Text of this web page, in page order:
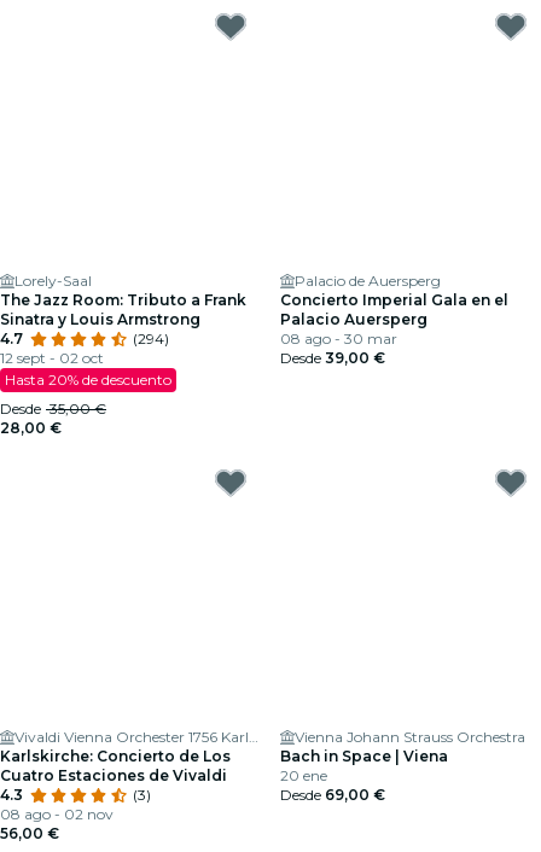
Lorely-Saal
The Jazz Room: Tributo a Frank
Sinatra y Louis Armstrong
4.7
(294)
12 sept - 02 oct
Hasta 20% de descuento
Desde 35,00 €
28,00 €
Palacio de Auersperg
Concierto Imperial Gala en el
Palacio Auersperg
08 ago - 30 mar
Desde 39,00 €
Vivaldi Vienna Orchester 1756 Karlskirche
Karlskirche: Concierto de Los
Cuatro Estaciones de Vivaldi
4.3
(3)
08 ago - 02 nov
56,00 €
Vienna Johann Strauss Orchestra
Bach in Space | Viena
20 ene
Desde 69,00 €